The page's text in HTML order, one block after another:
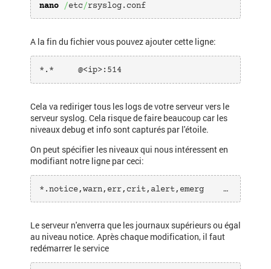
nano /etc/rsyslog.conf
A la fin du fichier vous pouvez ajouter cette ligne:
*.*     @<ip>:514
Cela va rediriger tous les logs de votre serveur vers le
serveur syslog. Cela risque de faire beaucoup car les
niveaux debug et info sont capturés par l'étoile.
On peut spécifier les niveaux qui nous intéressent en
modifiant notre ligne par ceci:
*.notice,warn,err,crit,alert,emerg    @<ip>:514
Le serveur n'enverra que les journaux supérieurs ou égal
au niveau notice. Après chaque modification, il faut
redémarrer le service